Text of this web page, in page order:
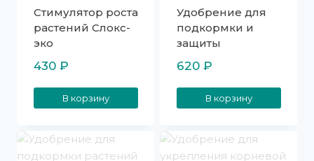
Стимулятор роста
растений Слокс-
эко
430 ₽
В корзину
Удобрение для
подкормки и
защиты
620 ₽
В корзину